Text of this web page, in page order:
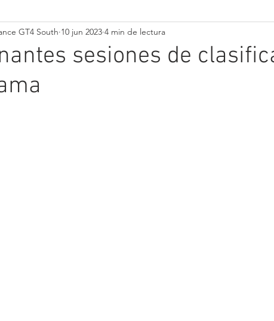
sesiones de
GT4 South 10 jun 2023 4 min de lectura